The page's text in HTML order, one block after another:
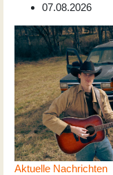
07.08.2026
Aktuelle Nachrichten